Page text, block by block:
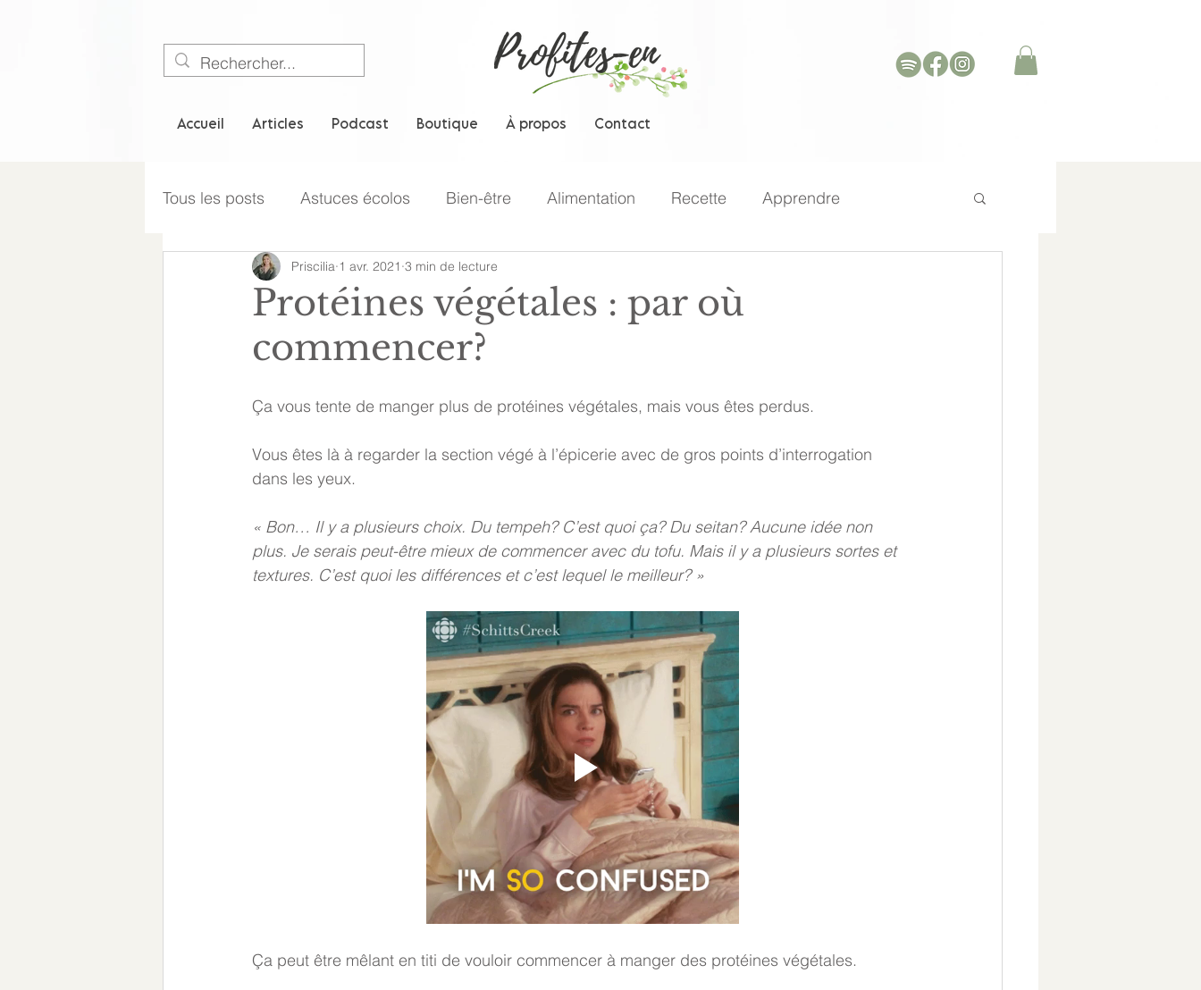
Accueil Articles Podcast Boutique À propos Contact
Tous les posts Astuces écolos Bien-être Alimentation Recette Apprendre
Style de vie
Protéines végétales : par où
commencer?
Priscilia 1 avr. 2021 3 min de lecture
Ça vous tente de manger plus de protéines végétales, mais vous êtes perdus.
Vous êtes là à regarder la section végé à l’épicerie avec de gros points d’interrogation
dans les yeux.
« Bon… Il y a plusieurs choix. Du tempeh? C’est quoi ça? Du seitan? Aucune idée non
plus. Je serais peut-être mieux de commencer avec du tofu. Mais il y a plusieurs sortes et
textures. C’est quoi les différences et c’est lequel le meilleur? »
Ça peut être mêlant en titi de vouloir commencer à manger des protéines végétales.